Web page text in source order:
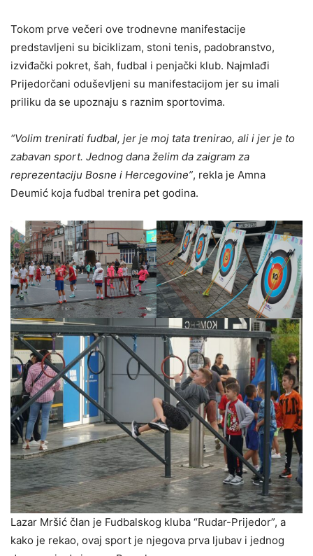
Tokom prve večeri ove trodnevne manifestacije
predstavljeni su biciklizam, stoni tenis, padobranstvo,
izviđački pokret, šah, fudbal i penjački klub. Najmlađi
Prijedorčani oduševljeni su manifestacijom jer su imali
priliku da se upoznaju s raznim sportovima.
“Volim trenirati fudbal, jer je moj tata trenirao, ali i jer je to
zabavan sport. Jednog dana želim da zaigram za
reprezentaciju Bosne i Hercegovine”, rekla je Amna
Deumić koja fudbal trenira pet godina.
Lazar Mršić član je Fudbalskog kluba “Rudar-Prijedor”, a
kako je rekao, ovaj sport je njegova prva ljubav i jednog